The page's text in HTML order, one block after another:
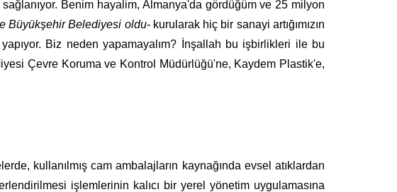
Benim hayalim, Almanya'da gördüğüm ve 25 milyon
Büyükşehir Belediyesi oldu-kurularak hiç bir sanayi artığımızın
Biz neden yapamayalım? İnşallah bu işbirlikleri ile bu
Çevre Koruma ve Kontrol Müdürlüğü'ne, Kaydem Plastik'e,
kullanılmış cam ambalajların kaynağında evsel atıklardan
işlemlerinin kalıcı bir yerel yönetim uygulamasına